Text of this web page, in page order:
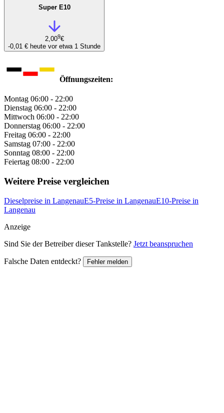
Super E10
2,009€
-0,01 € heute vor etwa 1 Stunde
Öffnungszeiten:
Montag 06:00 - 22:00
Dienstag 06:00 - 22:00
Mittwoch 06:00 - 22:00
Donnerstag 06:00 - 22:00
Freitag 06:00 - 22:00
Samstag 07:00 - 22:00
Sonntag 08:00 - 22:00
Feiertag 08:00 - 22:00
Weitere Preise vergleichen
Dieselpreise in LangenauE5-Preise in LangenauE10-Preise in
Langenau
Anzeige
Sind Sie der Betreiber dieser Tankstelle? Jetzt beanspruchen
Falsche Daten entdeckt? Fehler melden